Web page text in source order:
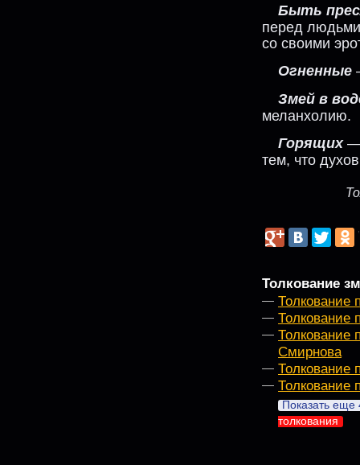
Быть
перед
со своими
Огненные
Змей в
меланхолию.
Горящих—
тем, что
Толкование
Толкование
Толкование
Толкование
Смирнова
Толкование
Толкование
Показать еще
толкования